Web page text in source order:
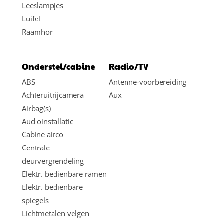
Leeslampjes
Luifel
Raamhor
Onderstel/cabine
ABS
Achteruitrijcamera
Airbag(s)
Audioinstallatie
Cabine airco
Centrale
deurvergrendeling
Elektr. bedienbare ramen
Elektr. bedienbare
spiegels
Lichtmetalen velgen
Radio/TV
Antenne-voorbereiding
Aux